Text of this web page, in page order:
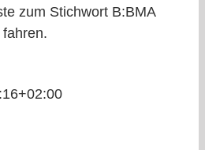
zum Stichwort B:BMA